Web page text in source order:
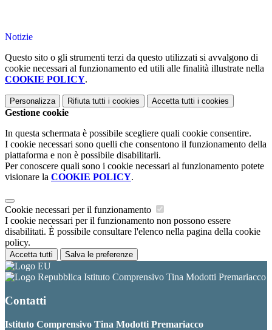
Notizie
Questo sito o gli strumenti terzi da questo utilizzati si avvalgono di
cookie necessari al funzionamento ed utili alle finalità illustrate nella
COOKIE POLICY.
Personalizza Rifiuta tutti i cookies Accetta tutti i cookies
Gestione cookie
In questa schermata è possibile scegliere quali cookie consentire.
I cookie necessari sono quelli che consentono il funzionamento della
piattaforma e non è possibile disabilitarli.
Per conoscere quali sono i cookie necessari al funzionamento potete
visionare la COOKIE POLICY.
Cookie necessari per il funzionamento
I cookie necessari per il funzionamento non possono essere
disabilitati. È possibile consultare l'elenco nella pagina della cookie
policy.
Accetta tutti Salva le preferenze
Istituto Comprensivo Tina Modotti Premariacco
Contatti
Istituto Comprensivo Tina Modotti Premariacco